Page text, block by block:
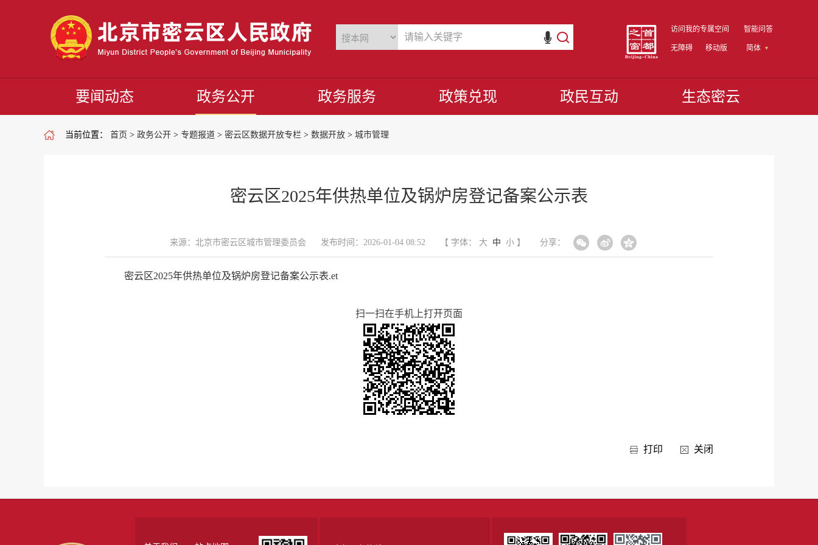
访问我的专属空间 智能问答
无障碍 移动版 简体
要闻动态 政务公开 政务服务 政策兑现 政民互动 生态密云
当前位置： 首页 > 政务公开 > 专题报道 > 密云区数据开放专栏 > 数据开放 > 城市管理
密云区2025年供热单位及锅炉房登记备案公示表
来源：北京市密云区城市管理委员会 发布时间：2026-01-04 08:52 【 字体： 大 中 小】 分享：
密云区2025年供热单位及锅炉房登记备案公示表.et
扫一扫在手机上打开页面
打印 关闭